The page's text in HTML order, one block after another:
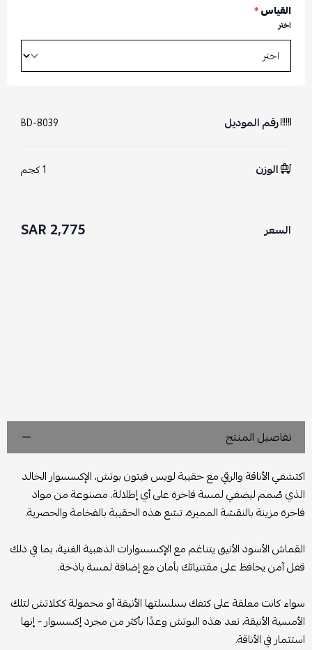
القياس*
اختر
رقم الموديل BD-8039
الوزن 1 كجم
السعر 2,775 SAR
تفاصيل المنتج
اكتشفي الأناقة والرقي مع حقيبة لويس فيتون بوتش، الإكسسوار الخالد
الذي صُمم ليضفي لمسة فاخرة على أي إطلالة. مصنوعة من مواد
فاخرة مزينة بالنقشة المميزة، تشع هذه الحقيبة بالفخامة والحصرية.
القماش الأسود الأنيق يتناغم مع الإكسسوارات الذهبية الغنية، بما في ذلك
قفل آمن يحافظ على مقتنياتك بأمان مع إضافة لمسة باذخة.
سواء كانت معلقة على كتفك بسلسلتها الأنيقة أو محمولة ككلاتش لتلك
الأمسية الأنيقة، تعد هذه البوتش وعدًا بأكثر من مجرد إكسسوار - إنها
استثمار في الأناقة.